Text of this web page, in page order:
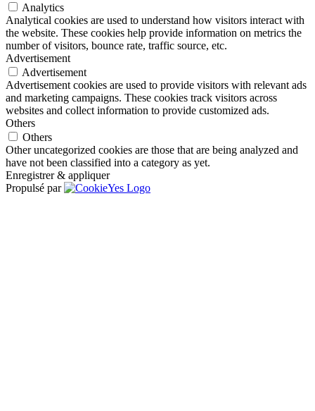
Analytics
Analytical cookies are used to understand how visitors interact with
the website. These cookies help provide information on metrics the
number of visitors, bounce rate, traffic source, etc.
Advertisement
Advertisement
Advertisement cookies are used to provide visitors with relevant ads
and marketing campaigns. These cookies track visitors across
websites and collect information to provide customized ads.
Others
Others
Other uncategorized cookies are those that are being analyzed and
have not been classified into a category as yet.
Enregistrer & appliquer
Propulsé par